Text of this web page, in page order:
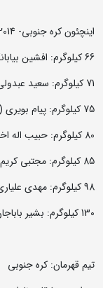
اینچئون کره جنوبی- 2014
66 کیلوگرم: افشین بیابانگرد (برنز)
71 کیلوگرم: سعید عبدولی (برنز)
75 کیلوگرم: پیام بویری (برنز)
80 کیلوگرم: حبیب اله اخلاقی (طلا)
85 کیلوگرم: مجتبی کریم فر (برنز)
98 کیلوگرم: مهدی علیاری (طلا)
130 کیلوگرم: بشیر باباجان زاده (برنز)
تیم قهرمان: کره جنوبی